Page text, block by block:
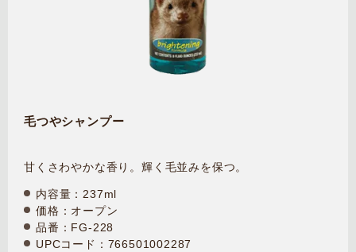
毛つやシャンプー
甘くさわやかな香り。輝く毛並みを保つ。
内容量：237ml
価格：オープン
品番：FG-228
UPCコード：766501002287